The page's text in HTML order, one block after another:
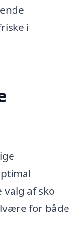
i
af sko
for både